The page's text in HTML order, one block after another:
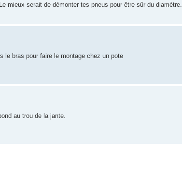
serait de démonter tes pneus pour être sûr du diamètre.
le bras pour faire le montage chez un pote
au trou de la jante.